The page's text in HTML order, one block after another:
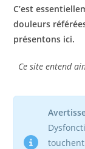
C’est
douleurs
présentons ici.
Ce site entend